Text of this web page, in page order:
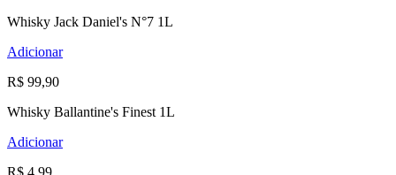
Whisky Jack Daniel's N°7 1L
Adicionar
R$ 99,90
Whisky Ballantine's Finest 1L
Adicionar
R$ 4,99